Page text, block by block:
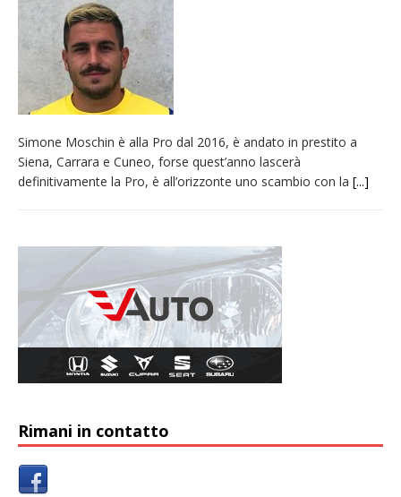
provvisoria»
La Pro verso l’avvio della Stagione
La Regione stanzia oltre 38mila euro per il
carnevale di Santhià. La soddisfazione della
Pro Loco
Dieci anni fa l’ingresso a Vercelli
dell’arcivescovo mons. Marco Arnolfo
Simone Moschin è alla Pro dal 2016, è andato in prestito a
Siena, Carrara e Cuneo, forse quest’anno lascerà
definitivamente la Pro, è all’orizzonte uno scambio con la [...]
Rimani in contatto